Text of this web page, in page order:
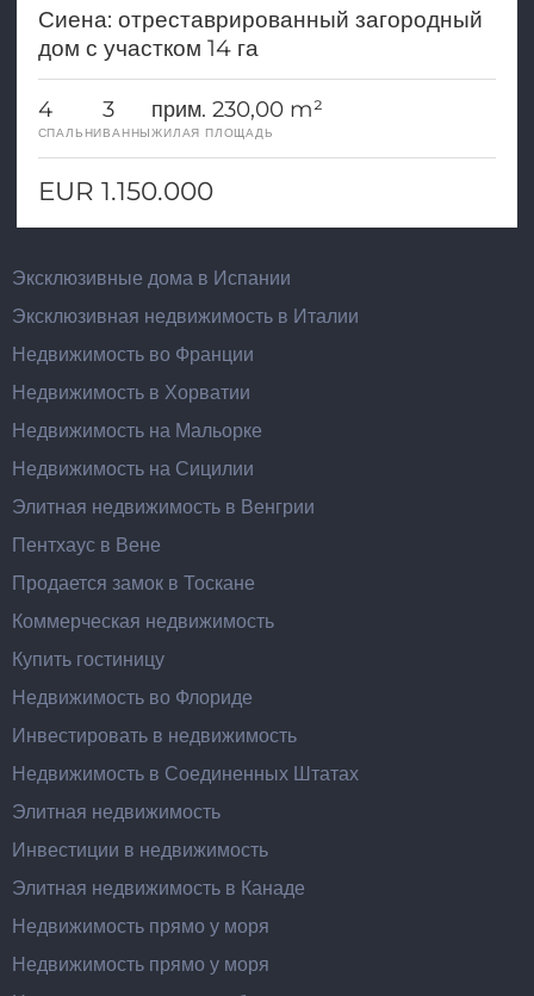
Сиена: отреставрированный загородный
дом с участком 14 га
4
СПАЛЬНИ
3
ВАННЫ
прим. 230,00 m²
ЖИЛАЯ ПЛОЩАДЬ
EUR 1.150.000
Эксклюзивные дома в Испании
Эксклюзивная недвижимость в Италии
Недвижимость во Франции
Недвижимость в Хорватии
Недвижимость на Мальорке
Недвижимость на Сицилии
Элитная недвижимость в Венгрии
Пентхаус в Вене
Продается замок в Тоскане
Коммерческая недвижимость
Купить гостиницу
Недвижимость во Флориде
Инвестировать в недвижимость
Недвижимость в Соединенных Штатах
Элитная недвижимость
Инвестиции в недвижимость
Элитная недвижимость в Канаде
Недвижимость прямо у моря
Недвижимость прямо у моря